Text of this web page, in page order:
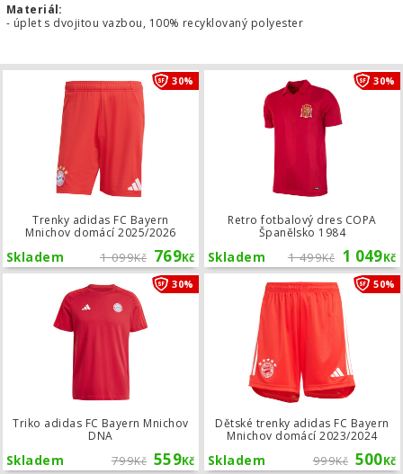
Materiál:
- úplet s dvojitou vazbou, 100% recyklovaný polyester
Trenky adidas FC Bayern
Mnichov domácí 2025/2026
1 099Kč 769Kč
Skladem
30% Trenky adidas FC Bayern Mnichov
Retro fotbalový dres COPA
Španělsko 1984
1 499Kč 1 049Kč
Skladem
30%
Triko adidas FC Bayern Mnichov
DNA
799Kč 559Kč
Skladem
30% Triko adidas FC Bayern Mnichov
Dětské trenky adidas FC Bayern
Mnichov domácí 2023/2024
999Kč 500Kč
Skladem
50%